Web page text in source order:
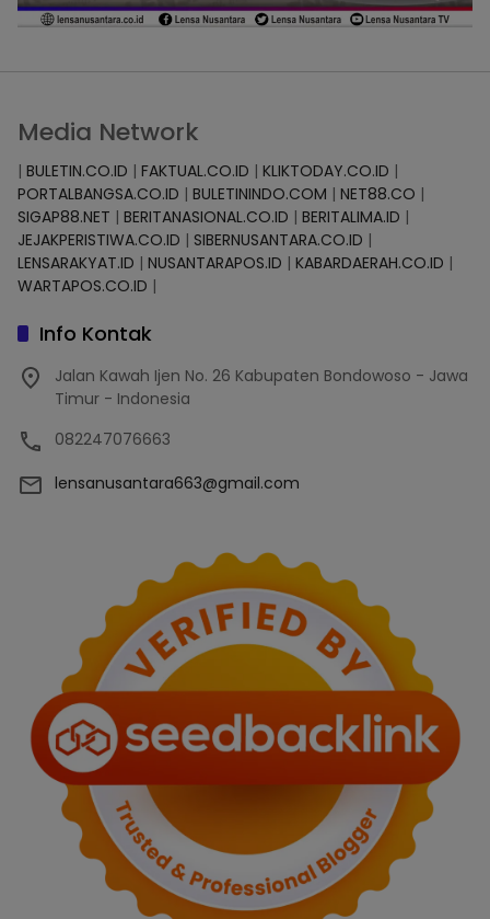
Media Network
| BULETIN.CO.ID | FAKTUAL.CO.ID | KLIKTODAY.CO.ID |
PORTALBANGSA.CO.ID | BULETININDO.COM | NET88.CO |
SIGAP88.NET | BERITANASIONAL.CO.ID | BERITALIMA.ID |
JEJAKPERISTIWA.CO.ID | SIBERNUSANTARA.CO.ID |
LENSARAKYAT.ID | NUSANTARAPOS.ID | KABARDAERAH.CO.ID |
WARTAPOS.CO.ID |
Info Kontak
Jalan Kawah Ijen No. 26 Kabupaten Bondowoso - Jawa
Timur - Indonesia
082247076663
lensanusantara663@gmail.com